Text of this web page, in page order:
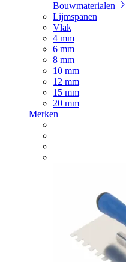
Bouwmaterialen
Lijmspanen
Vlak
4 mm
6 mm
8 mm
10 mm
12 mm
15 mm
20 mm
Merken